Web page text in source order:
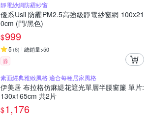
靜電紗網防霾紗窗
優系Usii 防霾PM2.5高強級靜電紗窗網 100x21
0cm (門/黑色)
$999
5 (6) 總銷量>50
券
素面經典雅緻風格 適合每種居家風格
伊美居 布拉格仿麻緹花遮光單層半腰窗簾 單片:
130x165cm 共2片
$1,176